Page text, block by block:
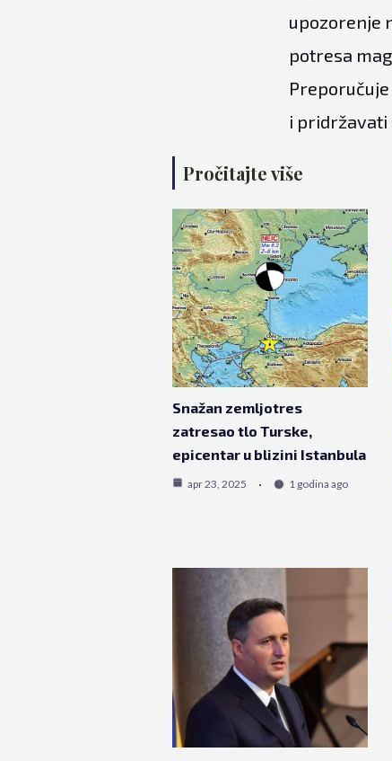
upozorenje
potresa
i pridržavati
Pročitajte više
Snažan zemljotres
zatresao tlo Turske,
epicentar u blizini Istanbula
apr 23, 2025 1 godina ago